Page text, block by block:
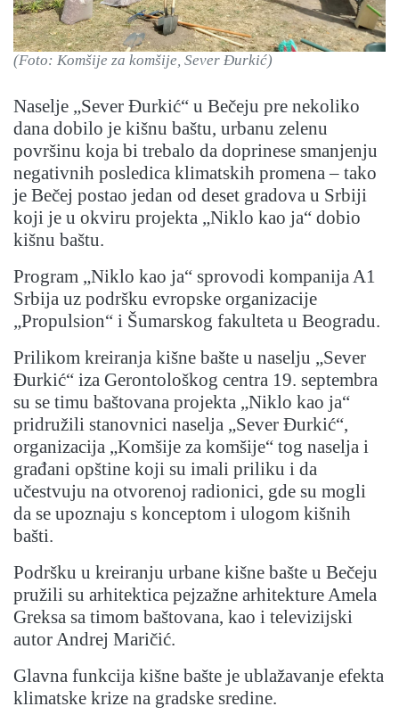
(Foto: Komšije za komšije, Sever Đurkić)
Naselje „Sever Đurkić“ u Bečeju pre nekoliko
dana dobilo je kišnu baštu, urbanu zelenu
površinu koja bi trebalo da doprinese smanjenju
negativnih posledica klimatskih promena – tako
je Bečej postao jedan od deset gradova u Srbiji
koji je u okviru projekta „Niklo kao ja“ dobio
kišnu baštu.
Program „Niklo kao ja“ sprovodi kompanija A1
Srbija uz podršku evropske organizacije
„Propulsion“ i Šumarskog fakulteta u Beogradu.
Prilikom kreiranja kišne bašte u naselju „Sever
Đurkić“ iza Gerontološkog centra 19. septembra
su se timu baštovana projekta „Niklo kao ja“
pridružili stanovnici naselja „Sever Đurkić“,
organizacija „Komšije za komšije“ tog naselja i
građani opštine koji su imali priliku i da
učestvuju na otvorenoj radionici, gde su mogli
da se upoznaju s konceptom i ulogom kišnih
bašti.
Podršku u kreiranju urbane kišne bašte u Bečeju
pružili su arhitektica pejzažne arhitekture Amela
Greksa sa timom baštovana, kao i televizijski
autor Andrej Maričić.
Glavna funkcija kišne bašte je ublažavanje efekta
klimatske krize na gradske sredine.